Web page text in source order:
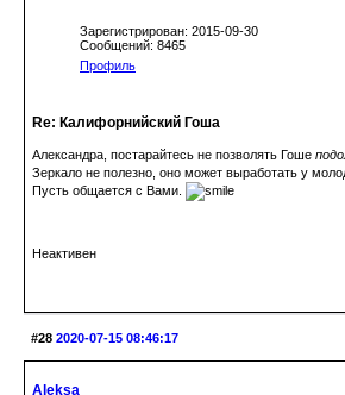
Зарегистрирован: 2015-09-30
Сообщений: 8465
Профиль
Re: Калифорнийский Гоша
Александра, постарайтесь не позволять Гоше
Зеркало не полезно, оно может выработать у
Пусть общается с Вами.
Неактивен
#28 2020-07-15 08:46:17
Aleksa